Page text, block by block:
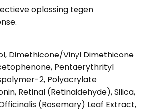
oplossing tegen
Dimethicone/Vinyl Dimethicone
Pentaerythrityl
2, Polyacrylate
Retinal (Retinaldehyde), Silica,
(Rosemary) Leaf Extract,